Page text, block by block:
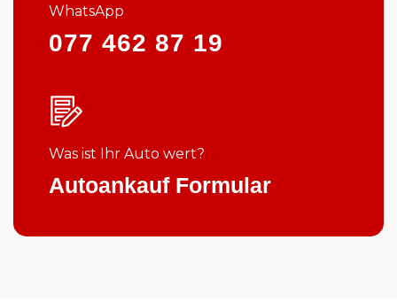
WhatsApp
077 462 87 19
Was ist Ihr Auto wert?
Autoankauf Formular